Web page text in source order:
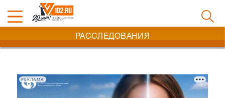
РАССЛЕДОВАНИЯ
РЕКЛАМА